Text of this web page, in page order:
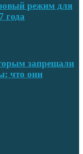
режим для
года
запрещали
что они